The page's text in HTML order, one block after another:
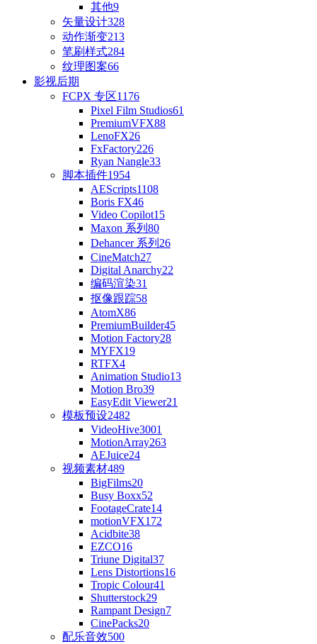
其他9
矢量设计328
动作渐变213
笔刷样式284
纹理图案66
影视后期
FCPX 专区1176
Pixel Film Studios61
PremiumVFX88
LenoFX26
FxFactory226
Ryan Nangle33
脚本插件1954
AEScripts1108
Boris FX46
Video Copilot15
Maxon 系列 80
Dehancer 系列 26
CineMatch27
Digital Anarchy22
编码渲染31
抠像跟踪58
AtomX86
PremiumBuilder45
Motion Factory28
MYFX19
RTFX4
Animation Studio13
Motion Bro39
EasyEdit Viewer21
模板预设2482
VideoHive3001
MotionArray263
AEJuice24
视频素材489
BigFilms20
Busy Boxx52
FootageCrate14
motionVFX172
Acidbite38
EZCO16
Triune Digital37
Lens Distortions16
Tropic Colour41
Shutterstock29
Rampant Design7
CinePacks20
配乐音效500